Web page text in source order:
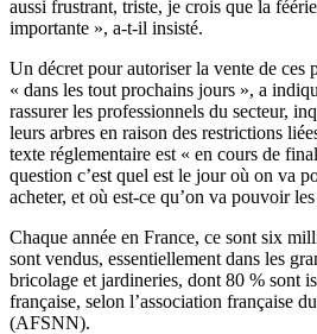
aussi frustrant, triste, je crois que la
importante », a-t-il insisté.
Un décret pour autoriser la vente de ces
« dans les tout prochains jours », a
rassurer les professionnels du secteur,
leurs arbres en raison des restrictions
texte réglementaire est « en cours de
question c’est quel est le jour où on va
acheter, et où est-ce qu’on va pouvoir
Chaque année en France, ce sont six
sont vendus, essentiellement dans les
bricolage et jardineries, dont 80 % sont
française, selon l’association française
(AFSNN).